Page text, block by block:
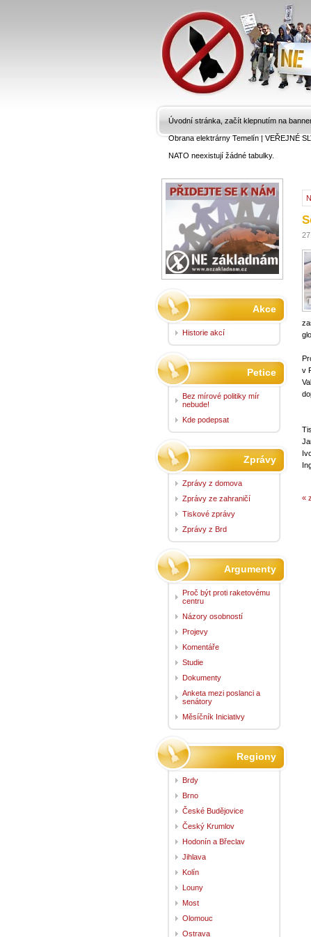
Úvodní stránka, začít klepnutím na
Obrana elektrárny Temelín|VEŘEJNÉ
NATO neexistují žádné tabulky.
v
«
Akce
Historie akcí
Petice
Bez mírové politiky mír
nebude!
Kde podepsat
Zprávy
Zprávy z domova
Zprávy ze zahraničí
Tiskové zprávy
Zprávy z Brd
Argumenty
Proč být proti raketovému
centru
Názory osobností
Projevy
Komentáře
Studie
Dokumenty
Anketa mezi poslanci a
senátory
Měsíčník Iniciativy
Regiony
Brdy
Brno
České Budějovice
Český Krumlov
Hodonín a Břeclav
Jihlava
Kolín
Louny
Most
Olomouc
Ostrava